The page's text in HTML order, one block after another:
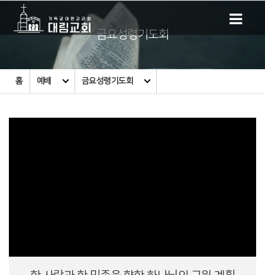
금요성령기도회
홈 예배 금요성령기도회